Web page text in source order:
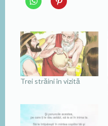
Trei străini în vizită